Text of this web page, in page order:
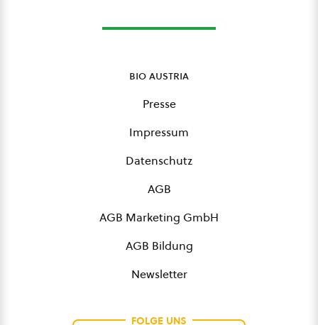
bio austria
Presse
Impressum
Datenschutz
AGB
AGB Marketing GmbH
AGB Bildung
Newsletter
FOLGE UNS